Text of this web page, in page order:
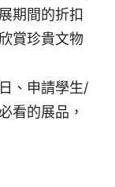
期間的折扣
賞珍貴文物
、申請學生/
看的展品，